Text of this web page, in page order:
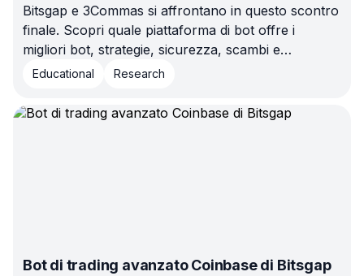
Bitsgap e 3Commas si affrontano in questo scontro
finale. Scopri quale piattaforma di bot offre i
migliori bot, strategie, sicurezza, scambi e
funzionalità di gestione del rischio per il tuo viaggio
bot abbia inizio!
Educational Research
Bot di trading avanzato Coinbase di Bitsgap